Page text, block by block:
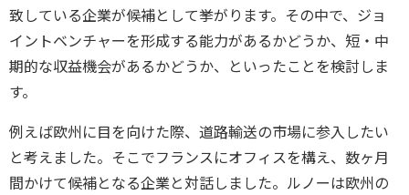
致している企業が候補として挙がります。その中で、ジョ
イントベンチャーを形成する能力があるかどうか、短・中
期的な収益機会があるかどうか、といったことを検討しま
す。
例えば欧州に目を向けた際、道路輸送の市場に参入したい
と考えました。そこでフランスにオフィスを構え、数ヶ月
間かけて候補となる企業と対話しました。ルノーは欧州の